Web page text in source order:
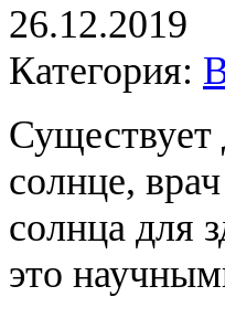
26.12.2019
Категория:
Существует
солнце,
солнца для
это